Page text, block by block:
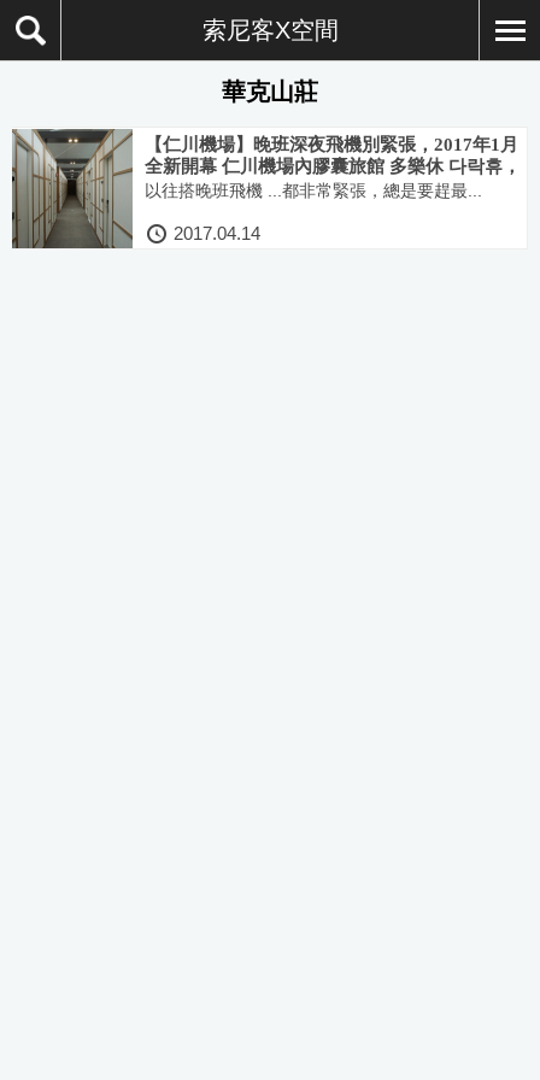
索尼客X空間
華克山莊
【仁川機場】晚班深夜飛機別緊張，2017年1月
全新開幕 仁川機場內膠囊旅館 多樂休 다락휴，
24小時營業平價超值住宿
以往搭晚班飛機 ...都非常緊張，總是要趕最...
2017.04.14